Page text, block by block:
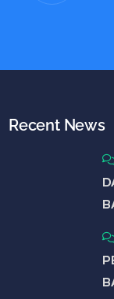
Recent News